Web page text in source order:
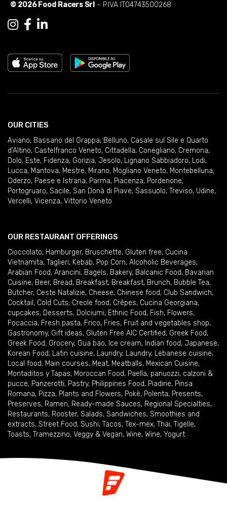
© 2026 Food Racers Srl - P.IVA IT04743500268
OUR CITIES
Aviano, Bassano del Grappa, Belluno, Casale sul Sile e Quarto
d'Altino, Castelfranco Veneto, Cittadella, Conegliano, Cremona,
Dolo, Este, Fidenza, Gorizia, Jesolo, Lignano Sabbiadoro, Lodi,
Lucca, Mantova, Mestre, Mirano, Mogliano Veneto, Montebelluna,
Oderzo, Paese e Istrana, Parma, Piacenza, Pordenone,
Portogruaro, Sacile, San Donà di Piave, Sassuolo, Treviso, Udine,
Vercelli, Vicenza, Vittorio Veneto
OUR RESTAURANT OFFERINGS
Cioccolato, Hamburger, Bruschette, Gluten free, Cucina
Vietnamita, Taglieri, Kebab, Pop Corn, Alcoholic Beverages,
Arabian Food, Arancini, Bagels, Bakery, Balcanic Food, Bavarian
Cuisine, Beer, Bread, Breakfast, Breakfast, Brunch, Bubble Tea,
Butcher, Ceste Natalizie, Cheese, Chinese food, Club Sandwich,
Cocktail , Cold Cuts, Creole food, Crêpes, Cucina Georgiana,
cupcakes, Desserts, Dolciumi, Ethnic Food, Fish, Flowers,
Focaccia, Fresh pasta, Frico, Fries, Fruit and vegetables shop,
Gastronomy, Gift ideas, Gluten Free AIC Certified, Greek Food,
Greek Food, Grocery, Gua bao, Ice cream, Indian food, Japanese,
Korean Food, Latin cuisine, Laundry, Laundry, Lebanese cuisine,
Local food, Main courses, Meat, Meatballs, Mexican Cuisine,
Montaditos y Tapas, Moroccan Food, Paella, panuozzi, calzoni &
pucce, Panzerotti, Pastry, Philippines Food, Piadine, Pinsa
Romana, Pizza, Plants and Flowers, Pokè, Polenta, Presents,
Preserves, Ramen, Ready-made Sauces, Regional Specialties,
Restaurants, Rooster, Salads, Sandwiches, Smoothies and
extracts, Street Food, Sushi, Tacos, Tex-mex, Thai, Tigelle,
Toasts, Tramezzino, Veggy & Vegan, Wine, Wine, Yogurt